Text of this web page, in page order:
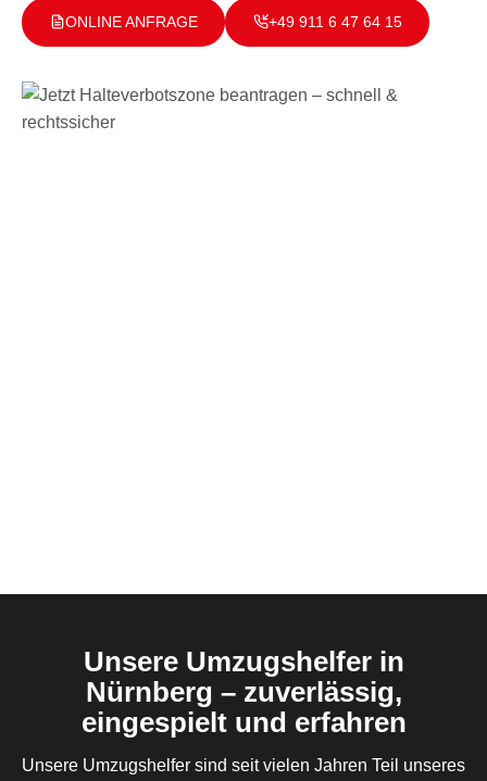
ONLINE ANFRAGE +49 911 6 47 64 15
Unsere Umzugshelfer in
Nürnberg – zuverlässig,
eingespielt und erfahren
Unsere Umzugshelfer sind seit vielen Jahren Teil unseres